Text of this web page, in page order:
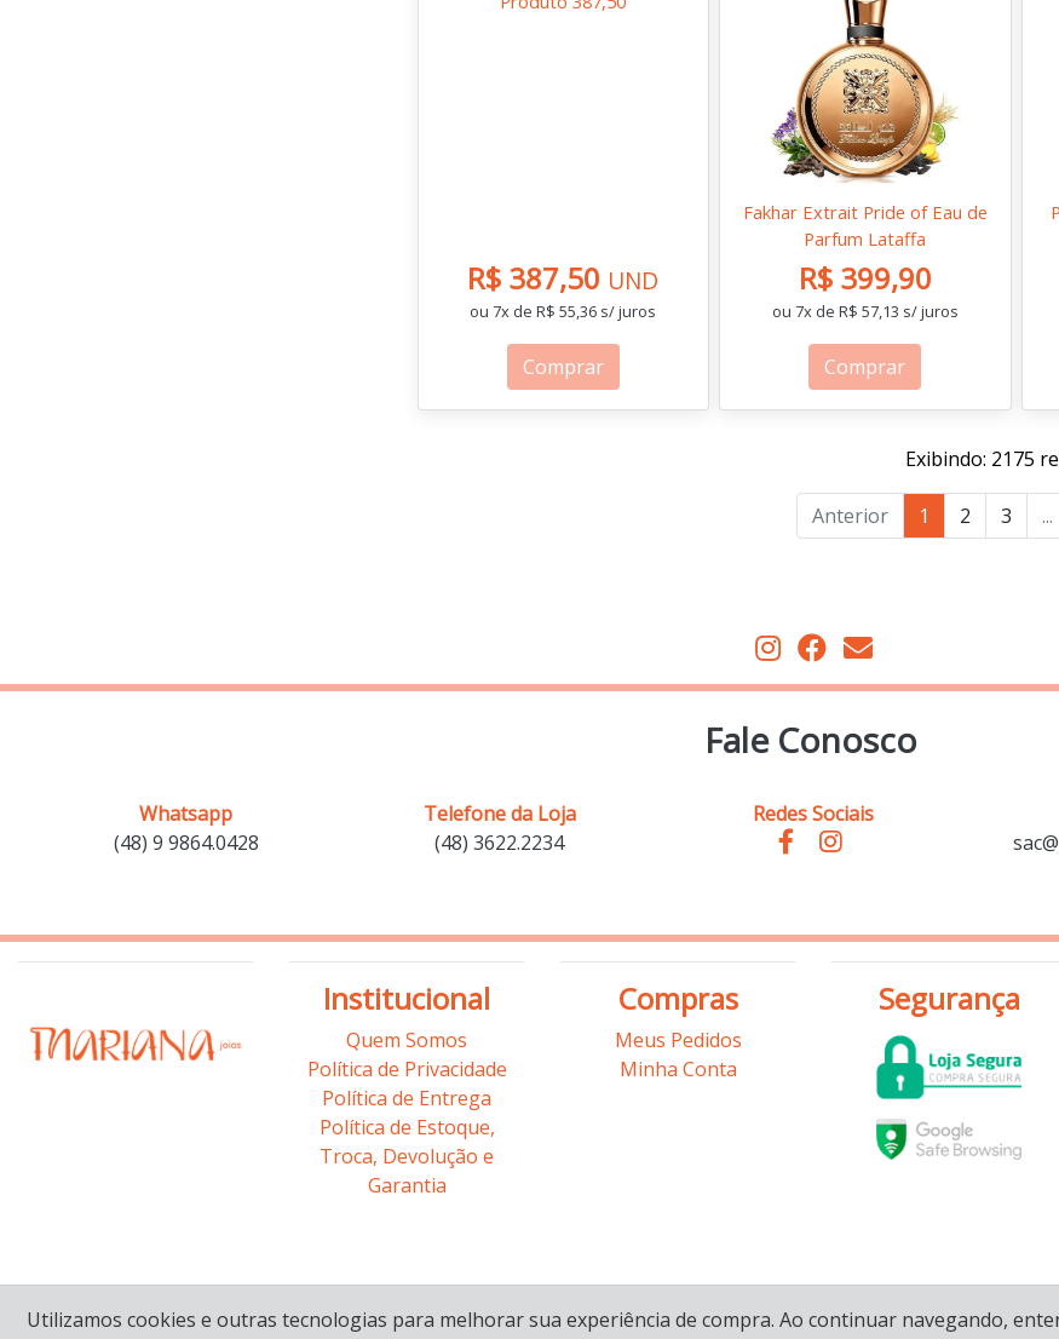
R$ 387,50 UND
ou 7x de R$ 55,36 s/ juros
Comprar
Fakhar Extrait Pride of Eau de
Parfum Lataffa
R$ 399,90
ou 7x de R$ 57,13 s/ juros
Comprar
Exibindo: 2175
Anterior 1 2 3 ...
Fale Conosco
Whatsapp
(48) 9 9864.0428
Telefone da Loja
(48) 3622.2234
Redes Sociais
Institucional
Quem Somos
Política de Privacidade
Política de Entrega
Política de Estoque,
Troca, Devolução e
Garantia
Compras
Meus Pedidos
Minha Conta
Segurança
Utilizamos cookies e outras tecnologias para melhorar sua experiência de compra. Ao continuar navegando,